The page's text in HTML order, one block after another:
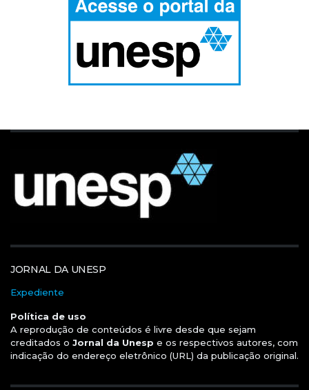
JORNAL DA UNESP
Expediente
Política de uso
A reprodução de conteúdos é livre desde que sejam
creditados o Jornal da Unesp e os respectivos autores, com
indicação do endereço eletrônico (URL) da publicação original.